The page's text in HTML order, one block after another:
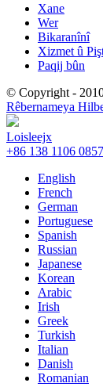
Xane
Wer
Bikaranînî
Xizmet û
Paqij bûn
© Copyright -
Rêbernameya
Loisleejx
+86 138 1106 0857
English
French
German
Portuguese
Spanish
Russian
Japanese
Korean
Arabic
Irish
Greek
Turkish
Italian
Danish
Romanian